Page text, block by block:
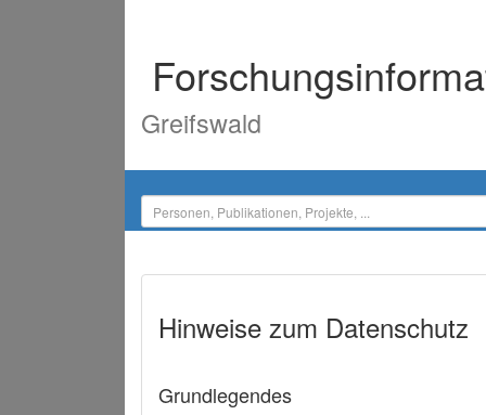
Greifswald
Hinweise zum Datenschutz
Grundlegendes